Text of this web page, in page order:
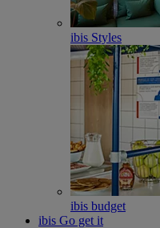
ibis Styles
ibis budget
ibis Go get it